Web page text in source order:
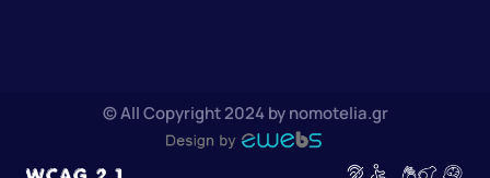
© All Copyright 2024 by nomotelia.gr